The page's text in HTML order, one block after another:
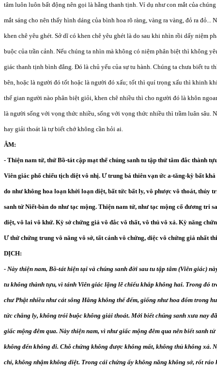
tâm luôn luôn bất động nên gọi là hằng thanh tịnh. Ví dụ như con mắt của
mắt sáng cho nên thấy hình dáng của bình hoa rõ ràng, vàng ra vàng, đỏ ra đỏ...
khen chê yêu ghét. Sở dĩ có khen chê yêu ghét là do sau khi nhìn rồi dấy niệm
buộc của trần cảnh. Nếu chúng ta nhìn mà không có niệm phân biệt thì không
giác thanh tịnh bình đẳng. Đó là chủ yếu của sự tu hành. Chúng ta chưa biết tu
bên, hoặc là người đó tốt hoặc là người đó xấu; tốt thì quí trọng xấu thì khinh
thế gian người nào phân biệt giỏi, khen chê nhiều thì cho người đó là khôn
là người sống với vọng thức nhiều, sống với vọng thức nhiều thì trầm luân sâu.
hay giải thoát là tự biết chớ không cần hỏi ai.
ÂM:
- Thiện nam tử, thử Bồ-tát cập mạt thế chúng sanh tu tập thử tâm đắc thành
Viên giác phổ chiếu tịch diệt vô nhị. Ư trung bá thiên vạn ức a-tăng-kỳ bất
do như không hoa loạn khởi loạn diệt, bất tức bất ly, vô phược vô thoát, thủy
sanh tử Niết-bàn do như tạc mộng. Thiện nam tử, như tạc mộng cố đương tri
diệt, vô lai vô khứ. Kỳ sở chứng giả vô đắc vô thất, vô thủ vô xả. Kỳ năng
Ư thử chứng trung vô năng vô sở, tất cánh vô chứng, diệc vô chứng giả nhất
DỊCH:
- Này thiện nam, Bồ-tát hiện tại và chúng sanh đời sau tu tập tâm (Viên giác)
tu không thành tựu, vì tánh Viên giác lặng lẽ chiếu khắp không hai. Trong đó
chư Phật nhiều như cát sông Hằng không thể đếm, giống như hoa đốm trong
tức chẳng ly, không trói buộc không giải thoát. Mới biết chúng sanh xưa nay
giấc mộng đêm qua. Này thiện nam, vì như giấc mộng đêm qua nên biết sanh
không đến không đi. Chỗ chứng không được không mất, không thủ không xả.
chỉ, không nhậm không diệt. Trong cái chứng ấy không năng không sở, rốt